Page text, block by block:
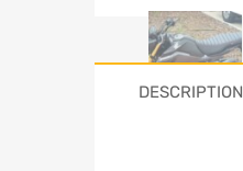
DESCRIPTION